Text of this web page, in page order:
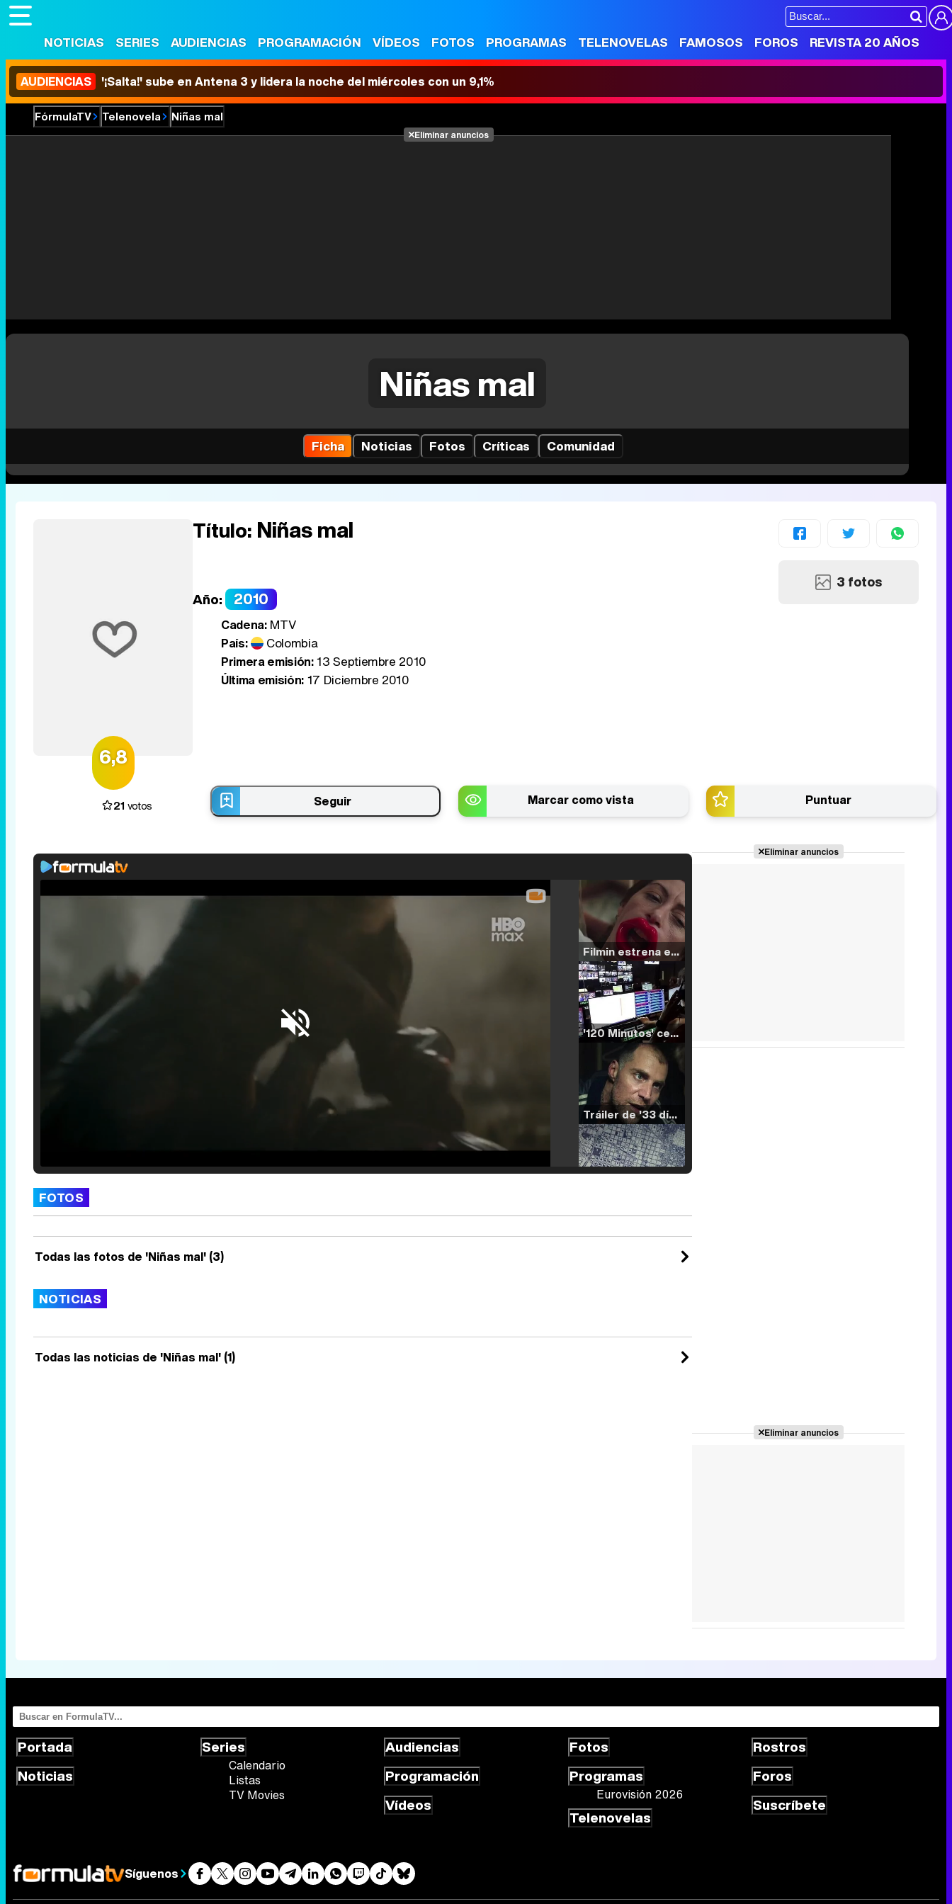
NOTICIAS SERIES AUDIENCIAS PROGRAMACIÓN VÍDEOS FOTOS PROGRAMAS TELENOVELAS FAMOSOS FOROS REVISTA 20 AÑOS
AUDIENCIAS '¡Salta!' sube en Antena 3 y lidera la noche del miércoles con un 9,1%
FórmulaTV Telenovela Niñas mal
Eliminar anuncios
Niñas mal
Ficha Noticias Fotos Críticas Comunidad
6,8
Título: Niñas mal
Año: 2010
Cadena:MTV
País:
Colombia
Primera emisión:13 Septiembre 2010
Última emisión:17 Diciembre 2010
3 fotos
21 votos Seguir Marcar como vista Puntuar
Filmin estrena el tráiler de 'Millennial Mal', su nueva comedia universitaria de la mano de Lorena Iglesias
'120 Minutos' celebra sus 2.000 programas en Telemadrid con un vídeo del día a día en la redacción
Tráiler de '33 días', la nueva serie de Atresplayer con Julián Villagrán y José Manuel Poga
FOTOS
Todas las fotos de 'Niñas mal' (3)
NOTICIAS
Todas las noticias de 'Niñas mal' (1)
Eliminar anuncios
Eliminar anuncios
Portada
Noticias
Series
Calendario
Listas
TV Movies
Audiencias
Programación
Vídeos
Fotos
Programas
Eurovisión 2026
Telenovelas
Rostros
Foros
Suscríbete
Síguenos